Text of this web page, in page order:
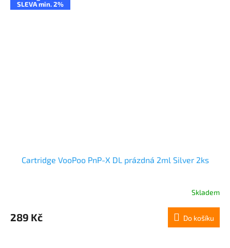
SLEVA min. 2%
Cartridge VooPoo PnP-X DL prázdná 2ml Silver 2ks
Skladem
289 Kč Do košíku